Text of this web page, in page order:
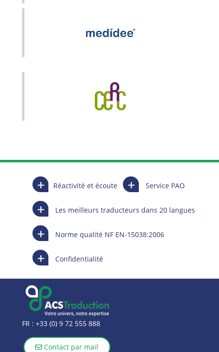
Réactivité et écoute Service PAO
Les meilleurs traducteurs dans 20 langues
Norme qualité NF EN-15038:2006
Confidentialité
FR : +33 (0) 9 72 555 888
Contact par mail